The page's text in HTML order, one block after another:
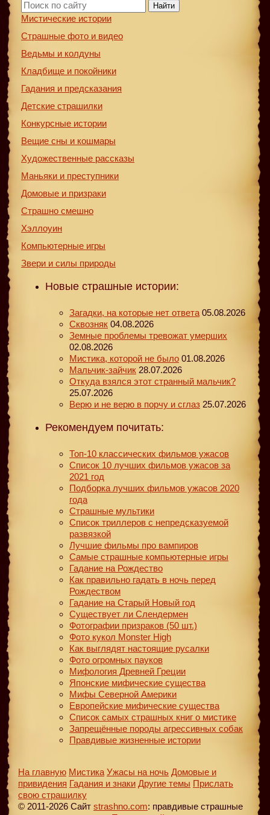
Найти
Мистические истории
Страшные фото и видео
Ведьмы и колдуны
Кладбище и покойники
Гадания и предсказания
Детские страшилки
Конкурсные истории
Вещие сны и кошмары
Художественные рассказы
Маньяки и преступники
Домовые и призраки
Страшно смешно
Хэллоуин
Компьютерные игры
Звери и силы природы
Новые страшные истории:
Загадки, на которые нет ответа 05.08.2026
Сквозняк 04.08.2026
Земные проблемы тревожат умерших
02.08.2026
Мистика, которой не было 01.08.2026
Мальчик-зайчик 28.07.2026
Откуда взялся этот странный мальчик?
25.07.2026
Верю и не верю в порчу и сглаз 25.07.2026
Рекомендуем почитать:
Топ-10 классических фильмов ужасов
Список 10 лучших фильмов ужасов за
2021 год
Подборка лучших фильмов ужасов 2020
года
Страшные мультики
Список триллеров с непредсказуемой
развязкой
Лучшие фильмы про вампиров
Самые страшные компьютерные игры
Гадание на Рождество
Как правильно гадать в ночь перед
Рождеством
Гадание на Старый Новый год
Существует ли Слендермен
Фотографии призраков (50 шт.)
Фото кукол Monster High
Как выглядят настоящие русалки
Фото огромных пауков
Мифология Древней Греции
Японские мифические существа
Мифы Северной Америки
Европейские мифические существа
Список самых страшных книг о мистике
Запрещённые породы агрессивных собак
Правдивые жизненные истории
На главную Мистика Ужасы на ночь Домовые и
привидения Гадания и знаки Другие темы Прислать
свою страшилку
© 2011-2026 Сайт strashno.com: правдивые страшные